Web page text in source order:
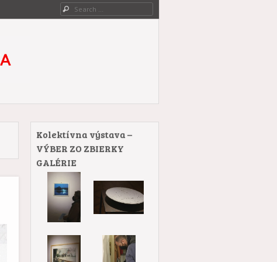
Search
Kolektívna výstava –
VÝBER ZO ZBIERKY
GALÉRIE